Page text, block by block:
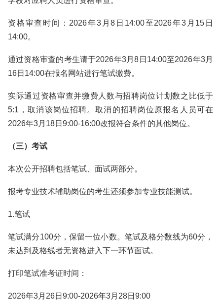
资格审查时间：2026年3月8日14:00至2026年3月15日
14:00。
通过资格审查的考生请于2026年3月8日14:00至2026年3月
16日14:00在报名网站进行笔试缴费。
实际通过资格审查并缴费人数与招聘岗位计划数之比低于
5:1，取消该岗位招聘。取消的招聘岗位原报名人员可在
2026年3月18日9:00-16:00改报符合条件的其他岗位。
（三）考试
本次公开招聘包括笔试、面试两部分。
报考专业技术辅助岗位的考生还须参加专业技能测试。
1.笔试
笔试满分100分，保留一位小数。笔试及格分数线为60分，
未达到及格线者无资格进入下一环节面试。
打印笔试准考证时间：
2026年3月26日9:00-2026年3月28日9:00